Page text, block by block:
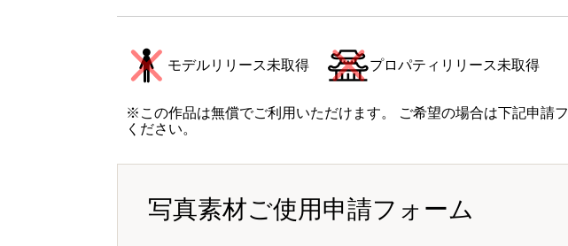
モデルリリース未取得 プロパティリリース未取得
※この作品は無償でご利用いただけます。 ご希望の場合は下記申請
ください。
写真素材ご使用申請フォーム